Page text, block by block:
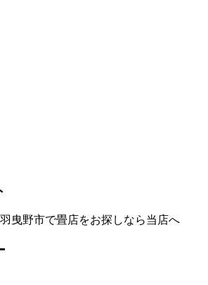
曳野市で畳店をお探しなら当店へ